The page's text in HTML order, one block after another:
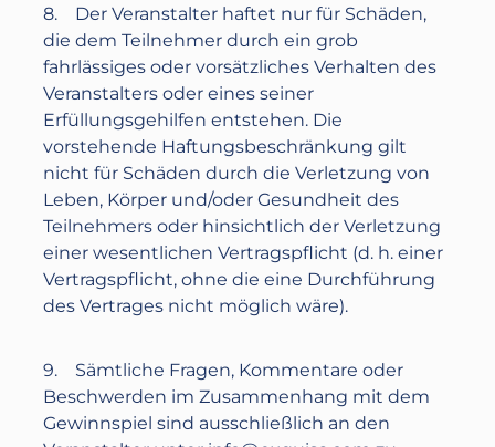
8. Der Veranstalter haftet nur für Schäden,
die dem Teilnehmer durch ein grob
fahrlässiges oder vorsätzliches Verhalten des
Veranstalters oder eines seiner
Erfüllungsgehilfen entstehen. Die
vorstehende Haftungsbeschränkung gilt
nicht für Schäden durch die Verletzung von
Leben, Körper und/oder Gesundheit des
Teilnehmers oder hinsichtlich der Verletzung
einer wesentlichen Vertragspflicht (d. h. einer
Vertragspflicht, ohne die eine Durchführung
des Vertrages nicht möglich wäre).
9. Sämtliche Fragen, Kommentare oder
Beschwerden im Zusammenhang mit dem
Gewinnspiel sind ausschließlich an den